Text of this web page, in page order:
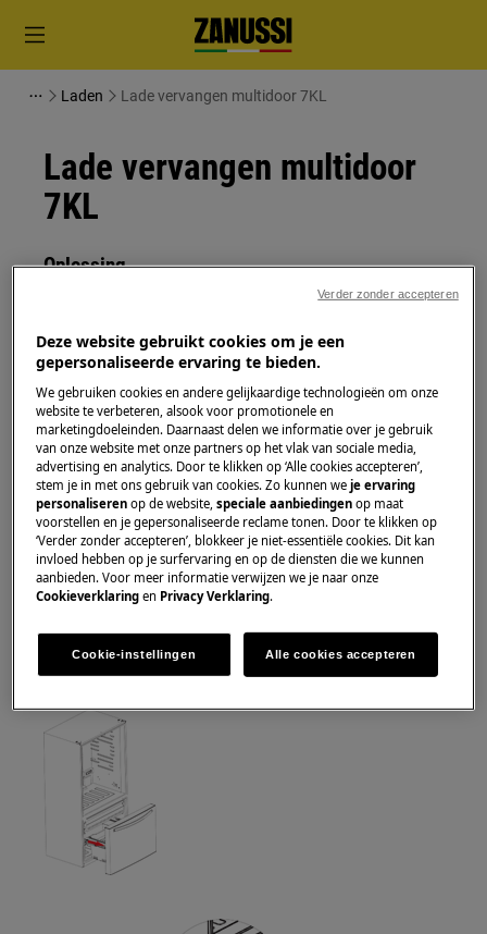
Laden Lade vervangen multidoor 7KL
Lade vervangen multidoor
7KL
Oplossing
Schakel het apparaat uit en trek de stekker uit het
stopcontact voordat je met
onderhoudswerkzaamheden begint.
Wees altijd voorzichtig bij het verplaatsen van
apparaten, voor zware apparaten zijn twee
personen nodig om het te verplaatsen.
Gebruik altijd veiligheidshandschoenen en gesloten
schoeisel.
Houd er rekening mee dat zelfreparatie of niet-
professionele reparatie gevolgen kan hebben voor
Onderste lade vervangen
Deze website gebruikt cookies om je een
gepersonaliseerde ervaring te bieden.
We gebruiken cookies en andere gelijkaardige technologieën om onze
website te verbeteren, alsook voor promotionele en
marketingdoeleinden. Daarnaast delen we informatie over je gebruik
van onze website met onze partners op het vlak van sociale media,
advertising en analytics. Door te klikken op ‘Alle cookies accepteren’,
stem je in met ons gebruik van cookies. Zo kunnen weje ervaring
personaliseren op de website,speciale aanbiedingen op maat
voorstellen en je gepersonaliseerde reclame tonen. Door te klikken op
‘Verder zonder accepteren’, blokkeer je niet-essentiële cookies. Dit kan
invloed hebben op je surfervaring en op de diensten die we kunnen
aanbieden. Voor meer informatie verwijzen we je naar onze
Cookieverklaring en Privacy Verklaring.
Cookie-instellingen Alle cookies accepteren
Verder zonder accepteren